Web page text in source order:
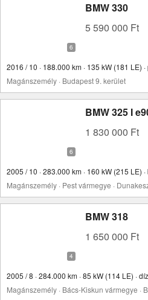
BMW 330
5 590 000 Ft
Magánszemély · Budapest 9. kerület
BMW 325 I
1 830 000 Ft
2005 / 10 · 283.000 km · 160 kW (215 LE)
Magánszemély · Pest vármegye ·
BMW 318
1 650 000 Ft
2005 / 8 · 284.000 km · 85 kW (114 LE) ·
Magánszemély · Bács-Kiskun vármegye ·